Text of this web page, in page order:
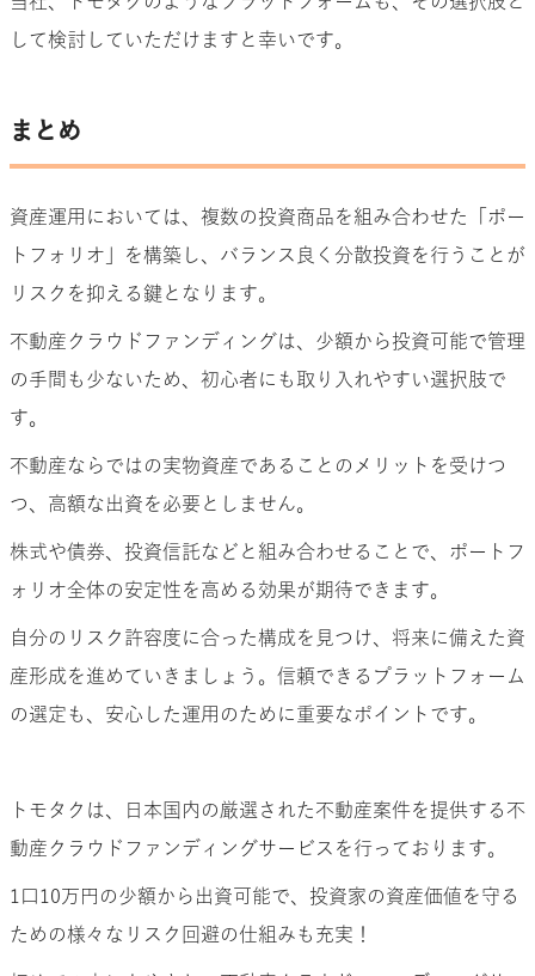
して検討していただけますと幸いです。
まとめ
資産運用においては、複数の投資商品を組み合わせた「ポー
トフォリオ」を構築し、バランス良く分散投資を行うことが
リスクを抑える鍵となります。
不動産クラウドファンディングは、少額から投資可能で管理
の手間も少ないため、初心者にも取り入れやすい選択肢で
す。
不動産ならではの実物資産であることのメリットを受けつ
つ、高額な出資を必要としません。
株式や債券、投資信託などと組み合わせることで、ポートフ
ォリオ全体の安定性を高める効果が期待できます。
自分のリスク許容度に合った構成を見つけ、将来に備えた資
産形成を進めていきましょう。信頼できるプラットフォーム
の選定も、安心した運用のために重要なポイントです。
トモタクは、日本国内の厳選された不動産案件を提供する不
動産クラウドファンディングサービスを行っております。
1口10万円の少額から出資可能で、投資家の資産価値を守る
ための様々なリスク回避の仕組みも充実！